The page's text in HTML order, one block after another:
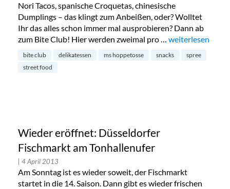
Nori Tacos, spanische Croquetas, chinesische
Dumplings – das klingt zum Anbeißen, oder? Wolltet
Ihr das alles schon immer mal ausprobieren? Dann ab
zum Bite Club! Hier werden zweimal pro … „Bite Club:
weiterlesen
bite club delikatessen ms hoppetosse snacks
spree
street food
Wieder eröffnet: Düsseldorfer
Fischmarkt am Tonhallenufer
| 4 April 2013
Am Sonntag ist es wieder soweit, der Fischmarkt
startet in die 14. Saison. Dann gibt es wieder frischen